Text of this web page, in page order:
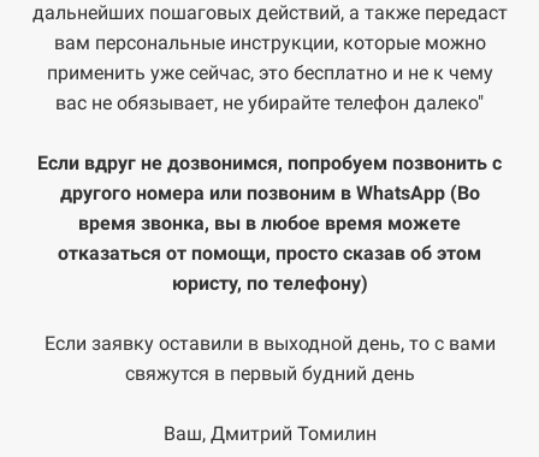
дальнейших пошаговых действий, а также передаст
вам персональные инструкции, которые можно
применить уже сейчас, это бесплатно и не к чему
вас не обязывает, не убирайте телефон далеко"
Если вдруг не дозвонимся, попробуем позвонить с
другого номера или позвоним в WhatsApp (Во
время звонка, вы в любое время можете
отказаться от помощи, просто сказав об этом
юристу, по телефону)
Если заявку оставили в выходной день, то с вами
свяжутся в первый будний день
Ваш, Дмитрий Томилин